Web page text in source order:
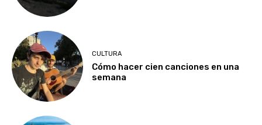
CULTURA
Cómo hacer cien canciones en una
semana